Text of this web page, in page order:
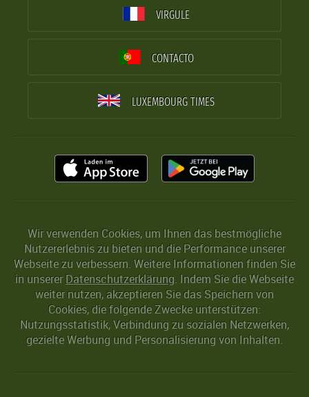
VIRGULE
CONTACTO
LUXEMBOURG TIMES
Wir verwenden Cookies, um Ihnen das bestmögliche
Nutzererlebnis zu bieten und die Performance unserer
Webseite zu verbessern. Weitere Informationen finden Sie
in unserer Datenschutzerklärung. Indem Sie die Webseite
weiter nutzen, akzeptieren Sie das Speichern von
Cookies, die folgende Zwecke unterstützen:
Nutzungsstatistik, Verbindung zu sozialen Netzwerken,
gezielte Werbung und Personalisierung von Inhalten.